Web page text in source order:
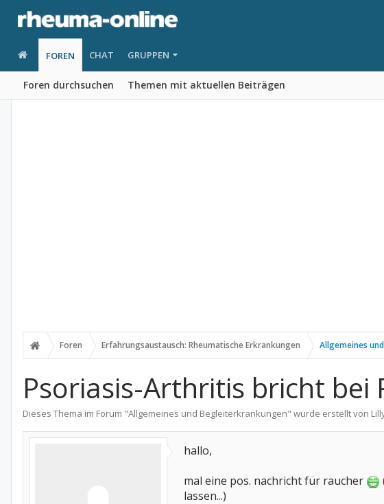
FOREN
Foren durchsuchen Themen mit aktuellen Beiträgen
CHAT GRUPPEN
Foren Erfahrungsaustausch: Rheumatische Erkrankungen Allgemeines
Psoriasis-Arthritis bricht bei
Dieses Thema im Forum "Allgemeines und Begleiterkrankungen" wurde erstellt von
hallo,
mal eine pos. nachricht für raucher
lassen...)